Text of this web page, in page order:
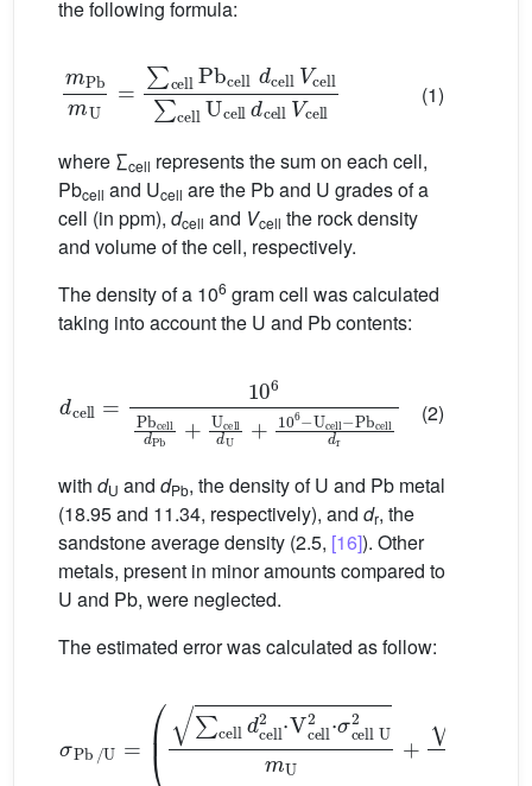
the following formula:
mPb =∑ cellPb celld cellVcell
(1)
where ∑cell represents the sum on each cell,
Pbcell and Ucell are the Pb and U grades of a
cell (in ppm), dcell and Vcell the rock density
and volume of the cell, respectively.
The density of a 106 gram cell was calculated
taking into account the U and Pb contents:
Pb+U
cell
(2)
with dU and dPb, the density of U and Pb metal
(18.95 and 11.34, respectively), and dr, the
sandstone average density (2.5, [16]). Other
metals, present in minor amounts compared to
U and Pb, were neglected.
The estimated error was calculated as follow:
cell dcell2·Vcell2·σcellU2